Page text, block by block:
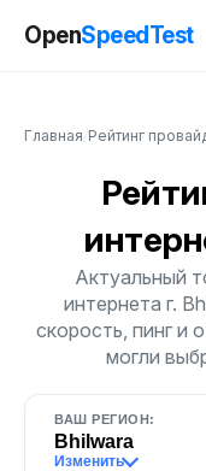
OpenSpeedTest
Главная Рейтинг
Актуальный
интернета г.
скорость, пинг и
могли
ВАШ РЕГИОН:
Bhilwara
Изменить